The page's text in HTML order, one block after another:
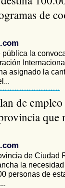
de
la
asignado la
de
que
de Ciudad
la
personas de